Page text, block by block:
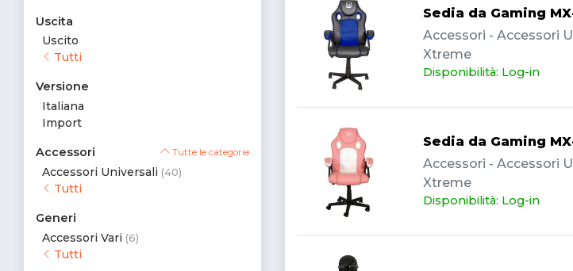
Uscita
Uscito
Tutti
Versione
Italiana
Import
Accessori Tutte le categorie
Accessori Universali (40)
Tutti
Generi
Accessori Vari (6)
Tutti
Sedia da Gaming
Accessori - Accessori
Xtreme
Disponibilità: Log-in
Sedia da Gaming
Accessori - Accessori
Xtreme
Disponibilità: Log-in